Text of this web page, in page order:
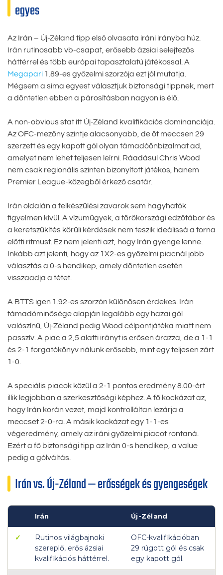
egyes
Az Irán – Új-Zéland tipp első olvasata iráni irányba húz.
Irán rutinosabb vb-csapat, erősebb ázsiai selejtezős
háttérrel és több európai tapasztalatú játékossal. A
Megapari 1.89-es győzelmi szorzója ezt jól mutatja.
Mégsem a sima egyest választjuk biztonsági tippnek, mert
a döntetlen ebben a párosításban nagyon is élő.
A non-obvious stat itt Új-Zéland kvalifikációs dominanciája.
Az OFC-mezőny szintje alacsonyabb, de öt meccsen 29
szerzett és egy kapott gól olyan támadóönbizalmat ad,
amelyet nem lehet teljesen leírni. Ráadásul Chris Wood
nem csak regionális szinten bizonyított játékos, hanem
Premier League-közegből érkező csatár.
Irán oldalán a felkészülési zavarok sem hagyhatók
figyelmen kívül. A vízumügyek, a törökországi edzőtábor és
a keretszűkítés körüli kérdések nem teszik ideálissá a torna
előtti ritmust. Ez nem jelenti azt, hogy Irán gyenge lenne.
Inkább azt jelenti, hogy az 1X2-es győzelmi piacnál jobb
választás a 0-s hendikep, amely döntetlen esetén
visszaadja a tétet.
A BTTS igen 1.92-es szorzón különösen érdekes. Irán
támadóminősége alapján legalább egy hazai gól
valószínű, Új-Zéland pedig Wood célpontjátéka miatt nem
passzív. A piac a 2,5 alatti irányt is erősen árazza, de a 1-1
és 2-1 forgatókönyv nálunk erősebb, mint egy teljesen zárt
1-0.
A speciális piacok közül a 2-1 pontos eredmény 8.00-ért
illik legjobban a szerkesztőségi képhez. A fő kockázat az,
hogy Irán korán vezet, majd kontrolláltan lezárja a
meccset 2-0-ra. A másik kockázat egy 1-1-es
végeredmény, amely az iráni győzelmi piacot rontaná.
Ezért a fő biztonsági tipp az Irán 0-s hendikep, a value
pedig a gólváltás.
Irán vs. Új-Zéland — erősségek és gyengeségek
Irán Új-Zéland
✓
Rutinos világbajnoki
szereplő, erős ázsiai
kvalifikációs háttérrel.
OFC-kvalifikációban
29 rúgott gól és csak
egy kapott gól.